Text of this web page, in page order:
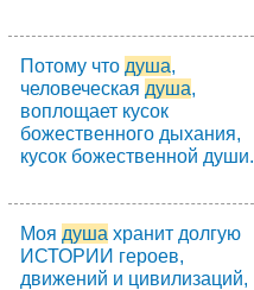
Потому что душа,
человеческая душа,
воплощает кусок
божественного дыхания,
кусок божественной души.
Моя душа хранит долгую
ИСТОРИИ героев,
движений и цивилизаций,